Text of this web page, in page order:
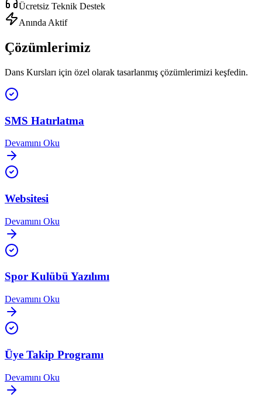
Ücretsiz Teknik Destek
Anında Aktif
Çözümlerimiz
Dans Kursları için özel olarak tasarlanmış çözümlerimizi keşfedin.
SMS Hatırlatma
Devamını Oku
Websitesi
Devamını Oku
Spor Kulübü Yazılımı
Devamını Oku
Üye Takip Programı
Devamını Oku